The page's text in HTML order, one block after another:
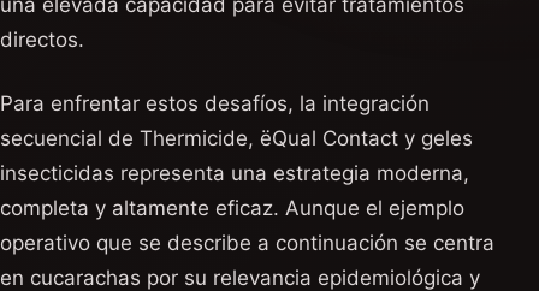
una elevada capacidad para evitar tratamientos
directos.
Para enfrentar estos desafíos, la integración
secuencial de Thermicide, ëQual Contact y geles
insecticidas representa una estrategia moderna,
completa y altamente eficaz. Aunque el ejemplo
operativo que se describe a continuación se centra
en cucarachas por su relevancia epidemiológica y